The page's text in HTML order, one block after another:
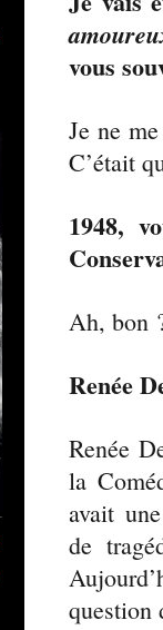
vous
Je ne
C’était
1948,
Ah, bon
Renée
Renée
la
avait
de
question